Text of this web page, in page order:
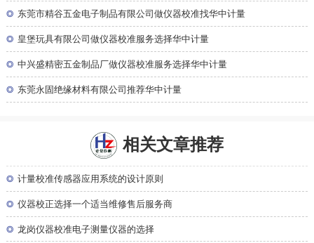
◎ 东莞市精谷五金电子制品有限公司做仪器校准找华中计量
◎ 皇堡玩具有限公司做仪器校准服务选择华中计量
◎ 中兴盛精密五金制品厂做仪器校准服务选择华中计量
◎ 东莞永固绝缘材料有限公司推荐华中计量
相关文章推荐
◎ 计量校准传感器应用系统的设计原则
◎ 仪器校正选择一个适当维修售后服务商
◎ 龙岗仪器校准电子测量仪器的选择